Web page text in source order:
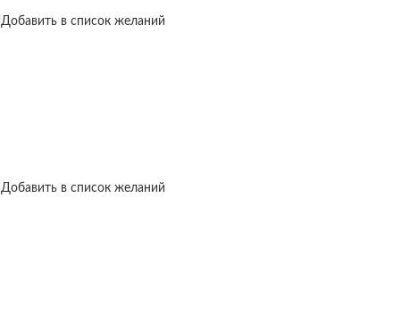
Добавить в список желаний
Добавить в список желаний